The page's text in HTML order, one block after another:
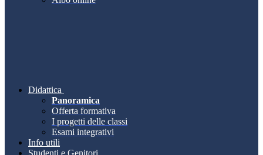
Didattica
Panoramica
Offerta formativa
I progetti delle classi
Esami integrativi
Info utili